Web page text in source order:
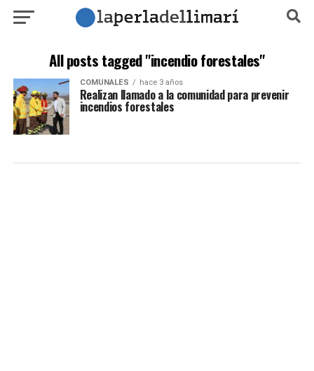
All posts tagged "incendio forestales"
COMUNALES hace 3 años
Realizan llamado a la comunidad para prevenir
incendios forestales